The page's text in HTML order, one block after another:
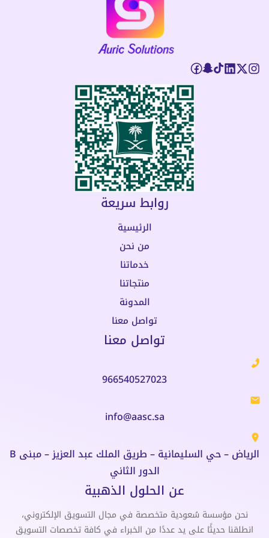
روابط سريعة
الرئيسية
من نحن
خدماتنا
منتجاتنا
المدونة
تواصل معنا
تواصل معنا
966540527023
info@aasc.sa
الرياض – حي السليمانية – طريق الملك عبد العزيز – مبنى B
الدور الثاني
عن الحلول الذهبية
نحن مؤسسة سُعودية متخصصة في مجال التسويق الإلكتروني،
انطلقنا حديثًا على يد عددًا من الخبراء في كافة تخصصات التسويق